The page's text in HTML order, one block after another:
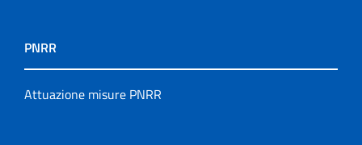
PNRR
Attuazione misure PNRR